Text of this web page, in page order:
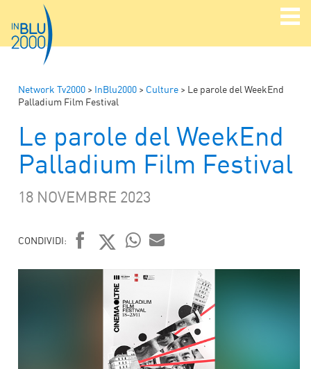
Network Tv2000 > InBlu2000 > Culture > Le parole del WeekEnd
Palladium Film Festival
Le parole del WeekEnd
Palladium Film Festival
18 NOVEMBRE 2023
CONDIVIDI:
FACEBOOK
TWITTER